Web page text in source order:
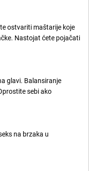
ostvariti maštarije koje
Nastojat ćete pojačati
glavi. Balansiranje
sebi ako
na brzaka u